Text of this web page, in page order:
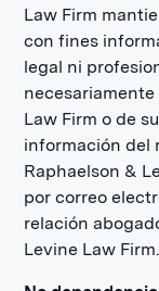
Law Firm
con fines
legal ni
Law Firm o de
información del
Raphaelson &
por correo
relación
Levine Law Firm.